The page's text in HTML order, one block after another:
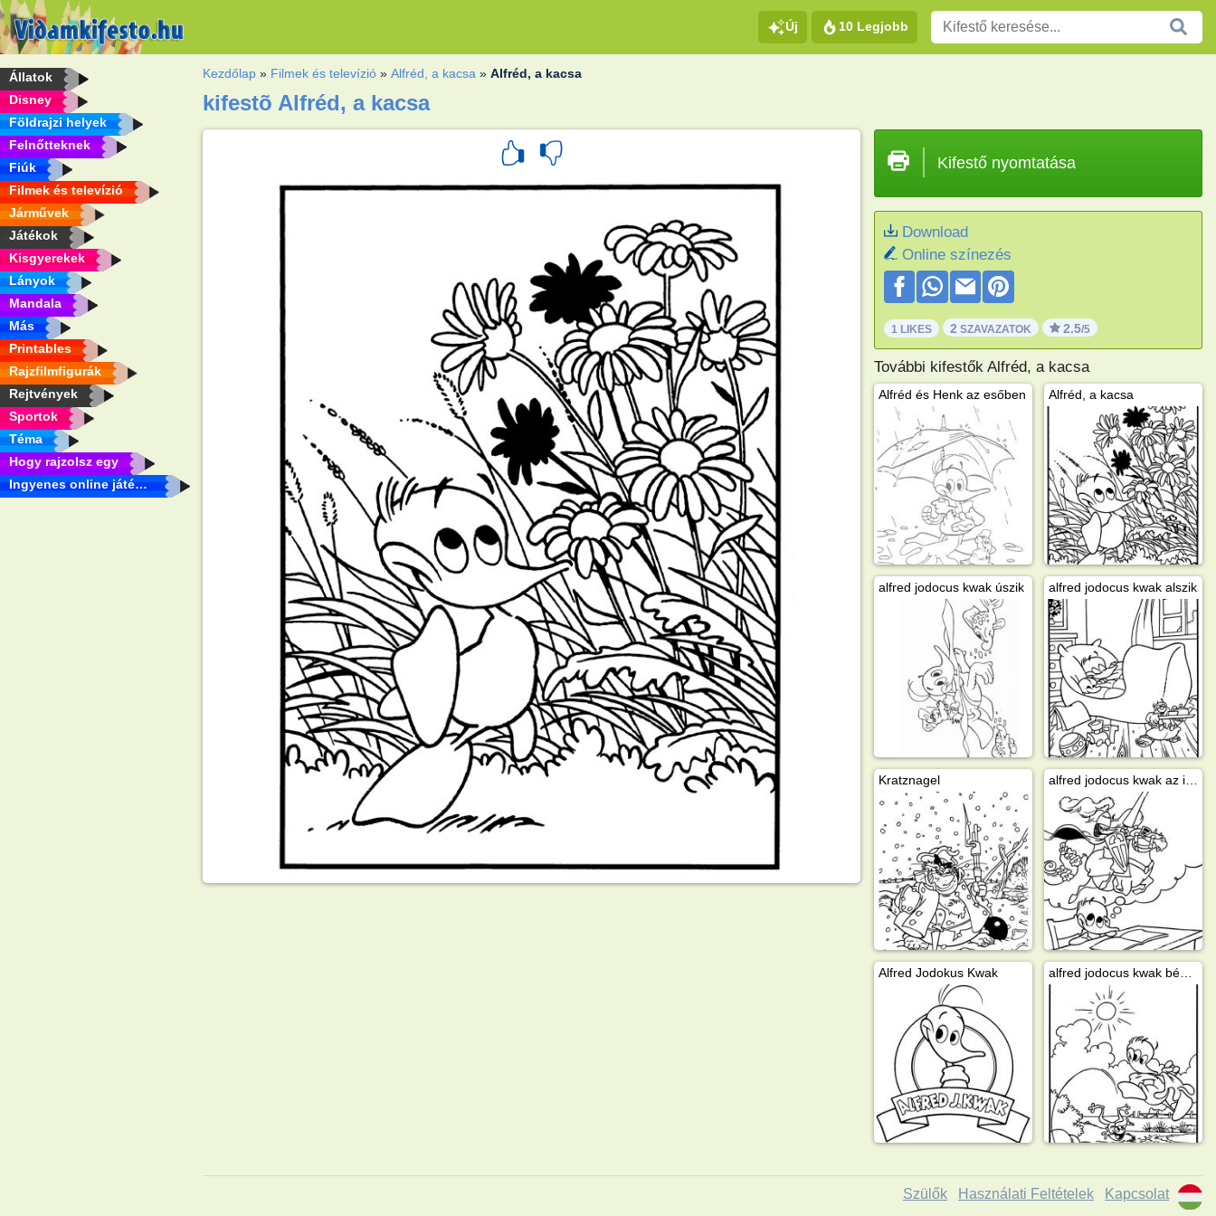
Új 10 Legjobb
Állatok
Disney
Földrajzi helyek
Felnőtteknek
Fiúk
Filmek és televízió
Járművek
Játékok
Kisgyerekek
Lányok
Mandala
Más
Printables
Rajzfilmfigurák
Rejtvények
Sportok
Téma
Hogy rajzolsz egy
Ingyenes online játékok
Kezdőlap » Filmek és televízió »Alfréd, a kacsa »Alfréd, a kacsa
kifestõ Alfréd, a kacsa
Kifestő nyomtatása
Download
Online színezés
1 LIKES 2 SZAVAZATOK 2.5/5
További kifestők Alfréd, a kacsa
Alfréd és Henk az esőben Alfréd, a kacsa
alfred jodocus kwak úszik alfred jodocus kwak alszik
Kratznagel alfred jodocus kwak az iskolában
Alfred Jodokus Kwak alfred jodocus kwak békával játszik
Szülők Használati Feltételek Kapcsolat